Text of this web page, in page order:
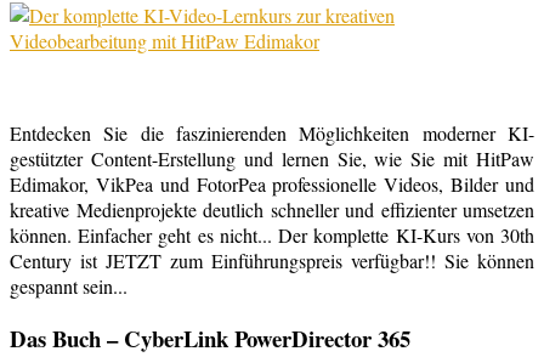
Entdecken Sie die faszinierenden Möglichkeiten moderner KI-
gestützter Content-Erstellung und lernen Sie, wie Sie mit HitPaw
Edimakor, VikPea und FotorPea professionelle Videos, Bilder und
kreative Medienprojekte deutlich schneller und effizienter umsetzen
können. Einfacher geht es nicht... Der komplette KI-Kurs von 30th
Century ist JETZT zum Einführungspreis verfügbar!! Sie können
gespannt sein...
Das Buch – CyberLink PowerDirector 365